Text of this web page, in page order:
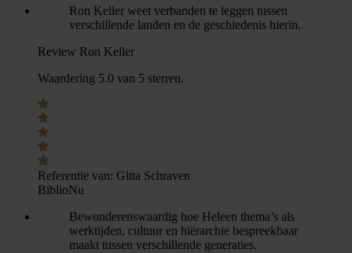
Ron Keller weet verbanden te leggen tussen
verschillende landen en de geschiedenis hierin.
Review Ron Keller
Waardering 5.0 van 5 sterren.
Referentie van: Gitta Schraven
BiblioNu
Bewonderenswaardig hoe Heleen thema’s als
werktijden, cultuur en hiërarchie bespreekbaar
maakt tussen verschillende generaties.